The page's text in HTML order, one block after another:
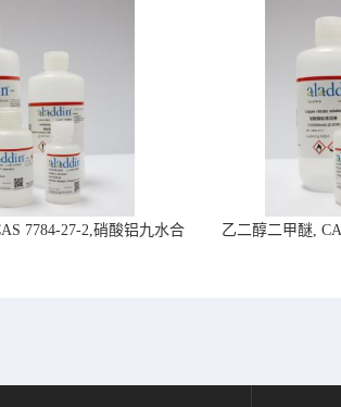
7784-27-2,硝酸铝九水合
乙二醇二甲醚,